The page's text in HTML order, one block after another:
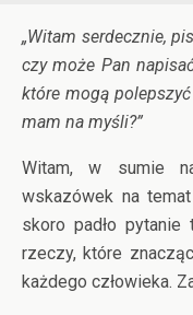
„Witam serdecznie,
czy może Pan
które mogą
mam na myśli?”
Witam, w sumie
wskazówek na
skoro padło
rzeczy, które
każdego człowieka.